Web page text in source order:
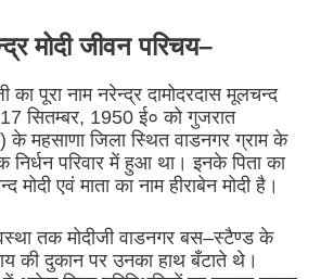
मोदी जीवन परिचय–
का पूरा नाम नरेन्द्र दामोदरदास मूलचन्द
सितम्बर, 1950 ई० को गुजरात
के महसाणा जिला स्थित वाडनगर ग्राम के
निर्धन परिवार में हुआ था। इनके पिता का
मोदी एवं माता का नाम हीराबेन मोदी है।
तक मोदीजी वाडनगर बस–स्टैण्ड के
की दुकान पर उनका हाथ बँटाते थे।